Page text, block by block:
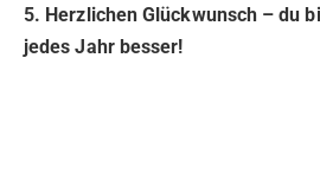
5. Herzlichen Glückwunsch – du
jedes Jahr besser!